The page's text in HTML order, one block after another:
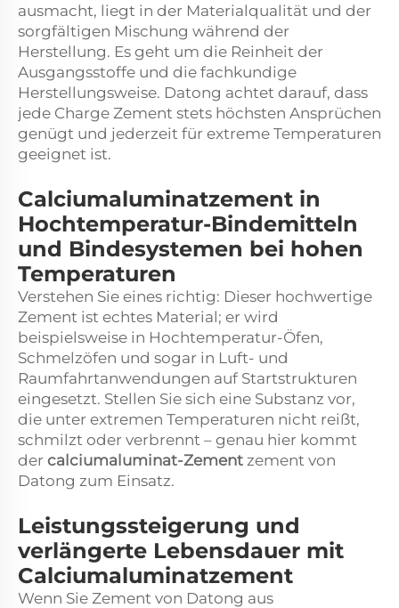
ausmacht, liegt in der Materialqualität und der
sorgfältigen Mischung während der
Herstellung. Es geht um die Reinheit der
Ausgangsstoffe und die fachkundige
Herstellungsweise. Datong achtet darauf, dass
jede Charge Zement stets höchsten Ansprüchen
genügt und jederzeit für extreme Temperaturen
geeignet ist.
Calciumaluminatzement in
Hochtemperatur-Bindemitteln
und Bindesystemen bei hohen
Temperaturen
Verstehen Sie eines richtig: Dieser hochwertige
Zement ist echtes Material; er wird
beispielsweise in Hochtemperatur-Öfen,
Schmelzöfen und sogar in Luft- und
Raumfahrtanwendungen auf Startstrukturen
eingesetzt. Stellen Sie sich eine Substanz vor,
die unter extremen Temperaturen nicht reißt,
schmilzt oder verbrennt – genau hier kommt
der calciumaluminat-Zement zement von
Datong zum Einsatz.
Leistungssteigerung und
verlängerte Lebensdauer mit
Calciumaluminatzement
Wenn Sie Zement von Datong aus